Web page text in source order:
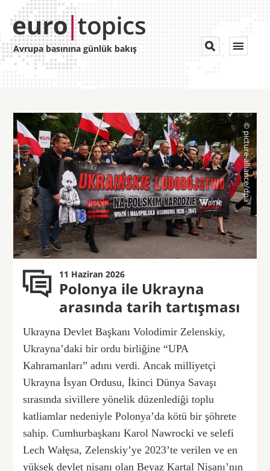
Avrupa basınına günlük bakış Toggle


11 Haziran 2026
Polonya ile Ukrayna
arasında tarih tartışması
Ukrayna Devlet Başkanı Volodimir Zelenskiy,
Ukrayna’daki bir ordu birliğine “UPA
Kahramanları” adını verdi. Ancak milliyetçi
Ukrayna İsyan Ordusu, İkinci Dünya Savaşı
sırasında sivillere yönelik düzenlediği toplu
katliamlar nedeniyle Polonya’da kötü bir şöhrete
sahip. Cumhurbaşkanı Karol Nawrocki ve selefi
Lech Wałęsa, Zelenskiy’ye 2023’te verilen ve en
yüksek devlet nişanı olan Beyaz Kartal Nişanı’nın